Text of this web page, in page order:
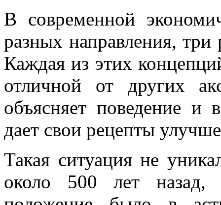
В современной
разных направления,
Каждая из этих
отличной от других
объясняет поведение и
дает свои рецепты
Такая ситуация не
около 500 лет